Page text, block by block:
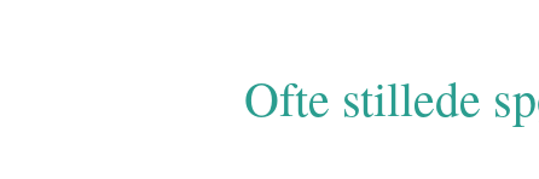
Ofte stillede